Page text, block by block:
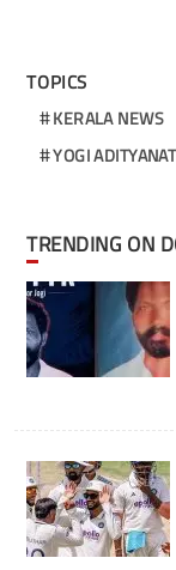
TOPICS
KERALA NEWS
YOGI
TRENDING ON